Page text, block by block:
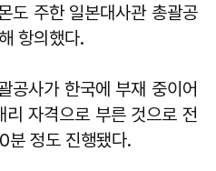
도 주한 일본대사관 총괄공
항의했다.
공사가 한국에 부재 중이어
자격으로 부른 것으로 전
분 정도 진행됐다.